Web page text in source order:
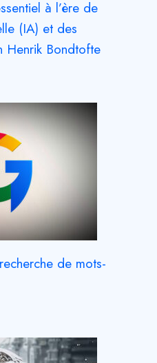
à l’ère de
(IA) et des
Henrik Bondtofte
de mots-